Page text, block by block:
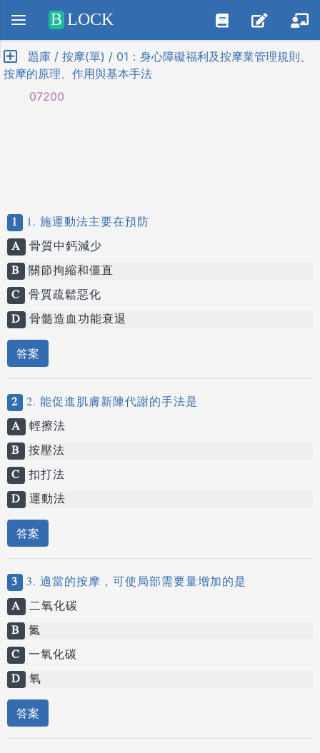
Positive SSL
B LOCK
題庫 / 按摩(單) / 01：身心障礙福利及按摩業管理規則、
按摩的原理、作用與基本手法
07200
1
1. 施運動法主要在預防
A 骨質中鈣減少
B 關節拘縮和僵直
C 骨質疏鬆惡化
D 骨髓造血功能衰退
答案
2 2. 能促進肌膚新陳代謝的手法是
A 輕擦法
B 按壓法
C 扣打法
D 運動法
答案
3 3. 適當的按摩，可使局部需要量增加的是
A 二氧化碳
B 氮
C 一氧化碳
D 氧
答案